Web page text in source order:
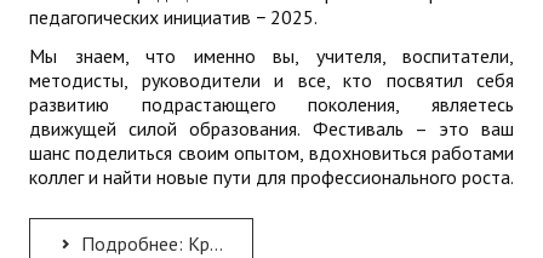
Советуем прочитать
Готовимся к новому учебному году 2026-2027
ДПО
Профессиональная переподготовка
Повышение квалификации
педагогических инициатив − 2025.
Мы знаем, что именно вы, учителя, воспитатели,
методисты, руководители и все, кто посвятил себя
развитию подрастающего поколения, являетесь
движущей силой образования. Фестиваль – это ваш
шанс поделиться своим опытом, вдохновиться работами
коллег и найти новые пути для профессионального роста.
Подробнее: Крымский фестиваль педагогических инициатив − 2025